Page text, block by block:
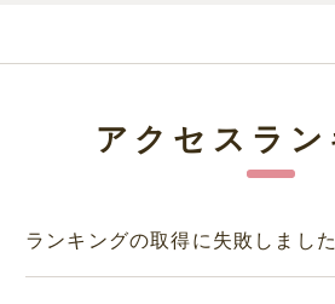
アクセスラ
ランキングの取得に失敗しました